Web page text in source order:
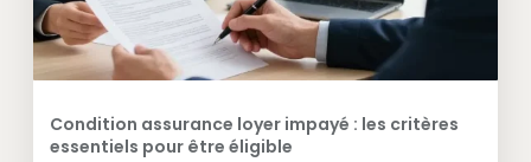
Condition assurance loyer impayé : les critères
essentiels pour être éligible